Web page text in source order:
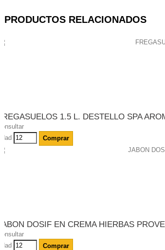
PRODUCTOS RELACIONADOS
FREGASUELOS 1.5 L. DESTELLO SPA
Consultar
Udad
Comprar
JABON DOSIF EN CREMA HIERBAS
Consultar
Udad
Comprar